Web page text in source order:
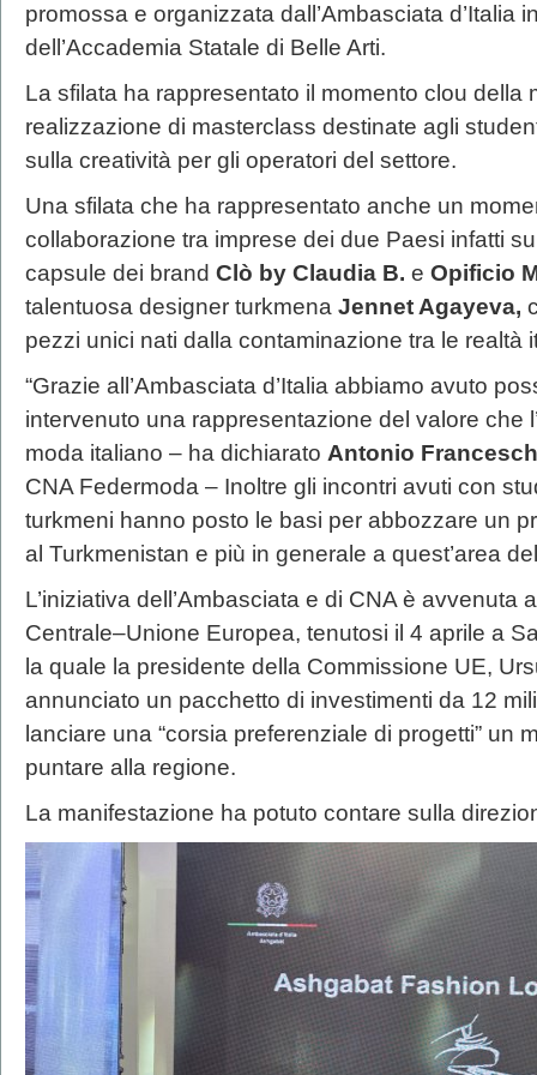
promossa e organizzata dall’Ambasciata d’Italia
dell’Accademia Statale di Belle Arti.
La sfilata ha rappresentato il momento clou della
realizzazione di masterclass destinate agli
sulla creatività per gli operatori del settore.
Una sfilata che ha rappresentato anche un
collaborazione tra imprese dei due Paesi infatti
capsule dei brand Clò by Claudia B. e Opificio
talentuosa designer turkmena Jennet Agayeva,
pezzi unici nati dalla contaminazione tra le realtà
“Grazie all’Ambasciata d’Italia abbiamo avuto
intervenuto una rappresentazione del valore che
moda italiano – ha dichiarato Antonio
CNA Federmoda – Inoltre gli incontri avuti con
turkmeni hanno posto le basi per abbozzare un
al Turkmenistan e più in generale a quest’area
L’iniziativa dell’Ambasciata e di CNA è avvenuta
Centrale–Unione Europea, tenutosi il 4 aprile a
la quale la presidente della Commissione UE,
annunciato un pacchetto di investimenti da 12
lanciare una “corsia preferenziale di progetti” un
puntare alla regione.
La manifestazione ha potuto contare sulla